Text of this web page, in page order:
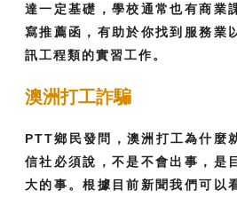
達一定基礎，學校通常也有商業
寫推薦函，有助於你找到服務業
訊工程類的實習工作。
澳洲打工詐騙
PTT鄉民發問，澳洲打工為什麼
信社必須說，不是不會出事，是
大的事。根據目前新聞我們可以